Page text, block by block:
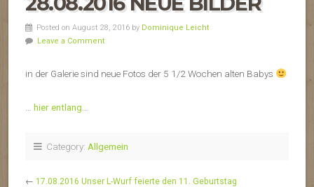
Posted on August 28, 2016 by Dominique Leicht
Leave a Comment
in der Galerie sind neue Fotos der 5 1/2 Wochen alten Babys
hier entlang
Category: Allgemein
← 17.08.2016 Unser L-Wurf feierte den 11. Geburtstag